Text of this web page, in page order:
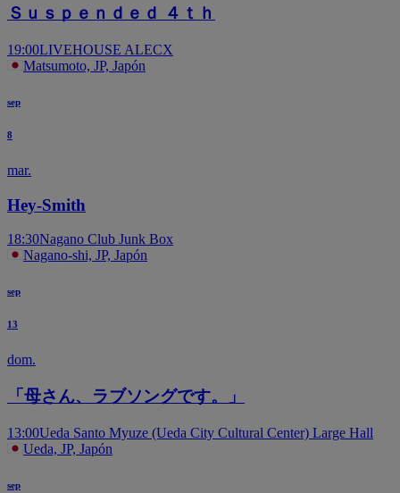
Ｓｕｓｐｅｎｄｅｄ ４ｔｈ
19:00LIVEHOUSE ALECX
Matsumoto, JP, Japón
sep
8
mar.
Hey-Smith
18:30Nagano Club Junk Box
Nagano-shi, JP, Japón
sep
13
dom.
「母さん、ラブソングです。」
13:00Ueda Santo Myuze (Ueda City Cultural Center) Large Hall
Ueda, JP, Japón
sep